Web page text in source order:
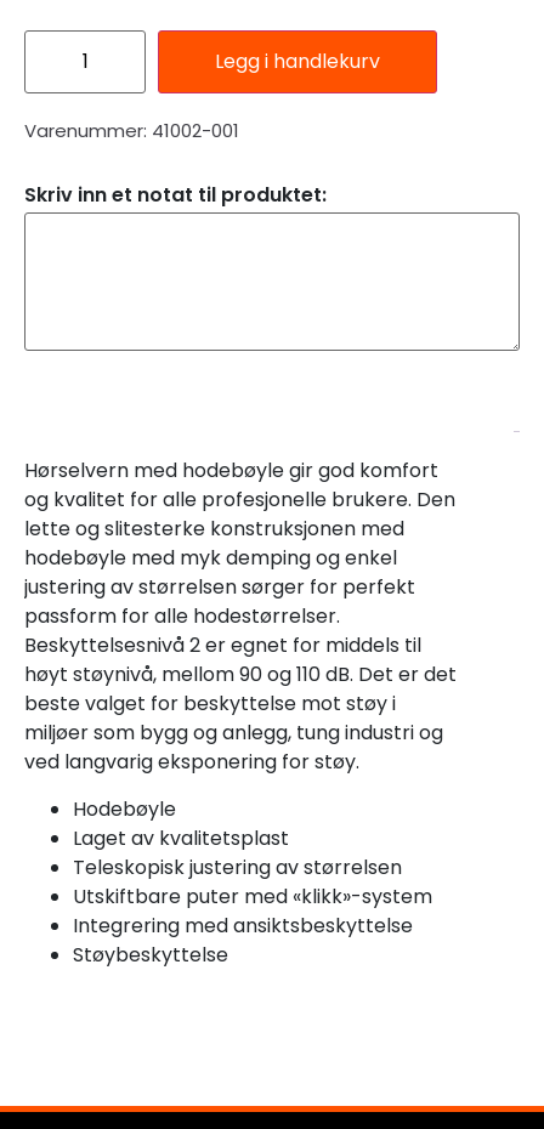
Legg i handlekurv
Varenummer: 41002-001
Skriv inn et notat til produktet:
Hørselvern med hodebøyle gir god komfort
og kvalitet for alle profesjonelle brukere. Den
lette og slitesterke konstruksjonen med
hodebøyle med myk demping og enkel
justering av størrelsen sørger for perfekt
passform for alle hodestørrelser.
Beskyttelsesnivå 2 er egnet for middels til
høyt støynivå, mellom 90 og 110 dB. Det er det
beste valget for beskyttelse mot støy i
miljøer som bygg og anlegg, tung industri og
ved langvarig eksponering for støy.
Hodebøyle
Laget av kvalitetsplast
Teleskopisk justering av størrelsen
Utskiftbare puter med «klikk»-system
Integrering med ansiktsbeskyttelse
Støybeskyttelse